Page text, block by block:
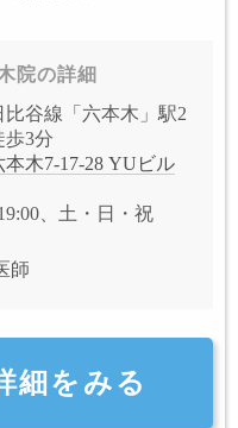
院の詳細
谷線「六本木」駅2
歩3分
木7-17-28 YUビル
、土・日・祝
師
細をみる